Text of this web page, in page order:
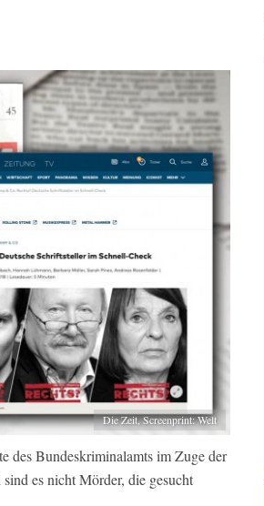
Die Zeit, Screenprint: Welt
des Bundeskriminalamts im Zuge der
es nicht Mörder, die gesucht